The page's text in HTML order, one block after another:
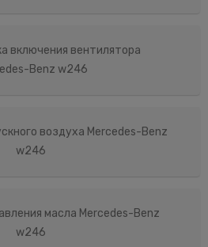
включения вентилятора
Benz w246
воздуха Mercedes-Benz
w246
масла Mercedes-Benz
w246